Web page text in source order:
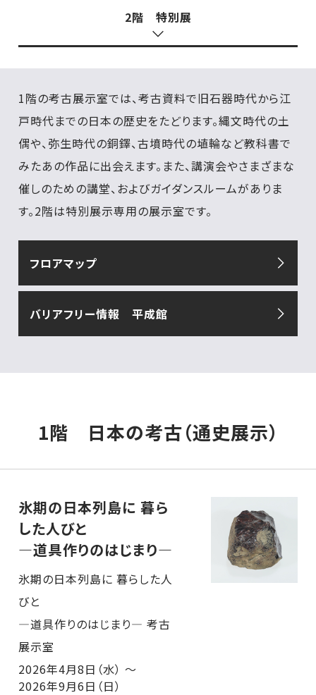
2階 特別展
1階の考古展示室では、考古資料で旧石器時代から江
戸時代までの日本の歴史をたどります。縄文時代の土
偶や、弥生時代の銅鐸、古墳時代の埴輪など教科書で
みたあの作品に出会えます。また、講演会やさまざまな
催しのための講堂、およびガイダンスルームがありま
す。2階は特別展示専用の展示室です。
フロアマップ
バリアフリー情報 平成館
1階 日本の考古（通史展示）
氷期の日本列島に 暮ら
した人びと
―道具作りのはじまり―
氷期の日本列島に 暮らした人
びと
―道具作りのはじまり― 考古展示室
2026年4月8日（水） ～
2026年9月6日（日）